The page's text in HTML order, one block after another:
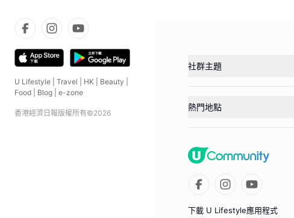
U Lifestyle Travel HK Beauty
Food
Blog e-zone
香港經濟日報版權所有©2026
社群主題
熱門地點
下載 U Lifestyle應用程式